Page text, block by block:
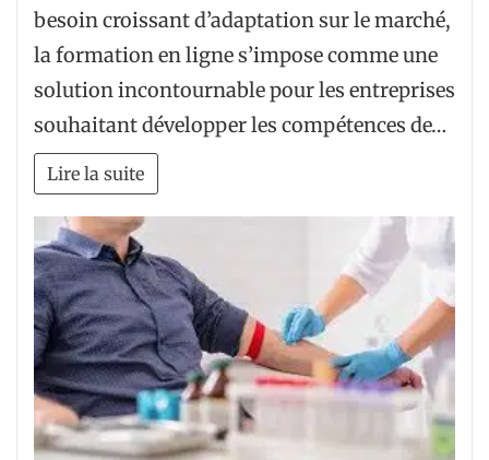
besoin croissant d’adaptation sur le marché,
la formation en ligne s’impose comme une
solution incontournable pour les entreprises
souhaitant développer les compétences de…
Lire la suite